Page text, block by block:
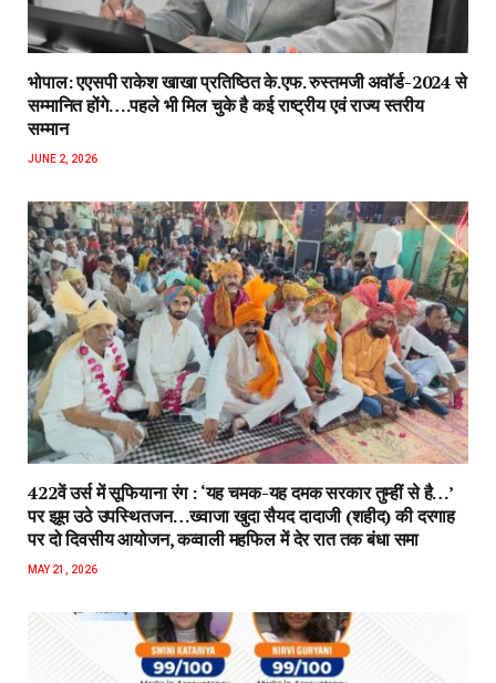
भोपाल: एएसपी राकेश‌ खाखा प्रतिष्ठित के.एफ. रुस्तमजी अवॉर्ड-2024 से
सम्मानित होंगे….पहले भी मिल चुके है कई राष्ट्रीय एवं राज्य स्तरीय
सम्मान
JUNE 2, 2026
422वें उर्स में सूफियाना रंग : ‘यह चमक-यह दमक सरकार तुम्हीं से है…’
पर झूम उठे उपस्थितजन…ख्वाजा खुदा सैयद दादाजी (शहीद) की दरगाह
पर दो दिवसीय आयोजन, कव्वाली महफिल में देर रात तक बंधा समा
MAY 21, 2026